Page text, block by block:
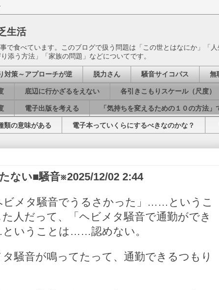
生活
で食べています。このブログで扱う問題は「この世とはなにか」「
添う方法」「家族の問題」などについてです。
対策～アプローチが逆 脱力さん 騒音サイコパス 無
底辺に行かざるをえない 各引きこもりスケール（尺度）
電子出版を考える 「気持ちを変えるための１０の方法
類の意味がある 電子本っていくらにするべきなのかな？
ない■騒音※2025/12/02 2:44
ビメタ騒音でうるさかった」……というこ
人だって、「ヘビメタ騒音で通勤ができ
いうことは……認めない。
騒音が鳴ってたって、通勤できるつもり